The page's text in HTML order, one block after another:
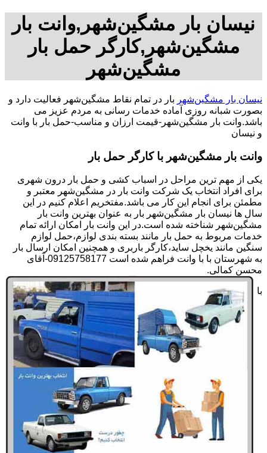
نیسان بار مشگین‌شهر,وانت بار
مشگین‌شهر,کارگر حمل بار
مشگین‌شهر
نیسان بار مشگین‌شهر بار در تمام نقاط مشگین‌شهر فعالیت دارد و
بصورت شبانه روزی آماده خدمات رسانی به مردم عزیز می
باشد.وانت بار مشگین‌شهر-قیمت ارزان و مناسب-حمل بار با وانت
و نیسان
وانت بار مشگین‌شهر با کارگر حمل بار
یکی از مهم ترین مراحل در اسباب کشی و حمل بار درون شهری
برای افراد انتخاب یک شرکت وانت بار در مشگین‌شهر معتبر و
مطمئن برای انجام این کار می باشد.مفتخریم اعلام کنیم در این
سال ها نیسان بار مشگین‌شهر بار به عنوان بهترین وانت بار
مشگین‌شهر شناخته شده است.در این وانت بار امکان ارائه تمام
خدمات مربوط به حمل بار مانند بسته بندی لوازم،حمل لوازم
سنگین مانند یخچل ساید،کارگر باربری و همچنین امکان ارسال بار
به شهرستان با با وانت فراهم شده است 09125758177-آقای
محسن کمالی.
با